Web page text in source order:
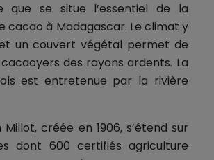
que se situe l’essentiel de la
cacao à Madagascar. Le climat y
un couvert végétal permet de
des rayons ardents. La
est entretenue par la rivière
créée en 1906, s’étend sur
dont 600 certifiés agriculture